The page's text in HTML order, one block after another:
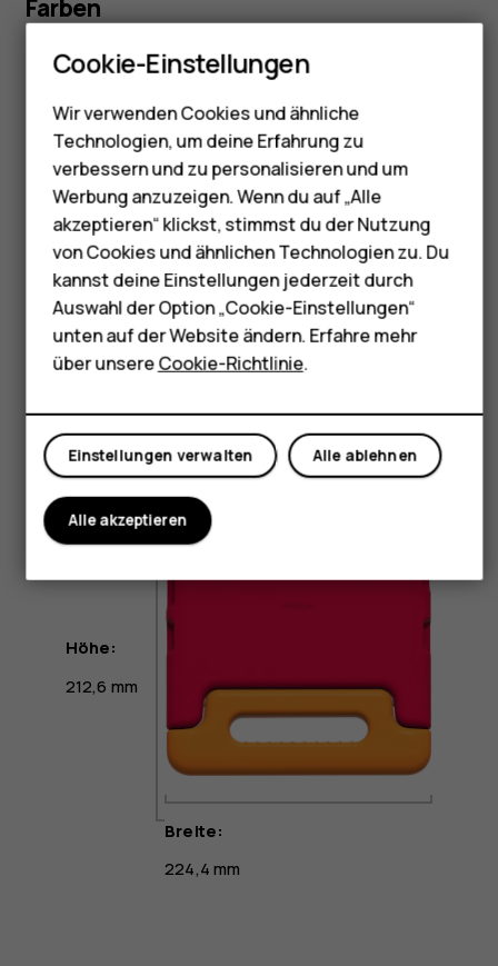
Feature Phones
Telefone für Senioren
Zubehör
HMD Terra M
Für Unternehmen
Tablets
Shop
Mein Konto
Farben
Orange und Rot
Größe & Gewicht
Höhe:
212,6 mm
Breite:
224,4 mm
Cookie-Einstellungen
Wir verwenden Cookies und ähnliche
Technologien, um deine Erfahrung zu
verbessern und zu personalisieren und um
Werbung anzuzeigen. Wenn du auf „Alle
akzeptieren“ klickst, stimmst du der Nutzung
von Cookies und ähnlichen Technologien zu. Du
kannst deine Einstellungen jederzeit durch
Auswahl der Option „Cookie-Einstellungen“
unten auf der Website ändern. Erfahre mehr
über unsereCookie-Richtlinie.
Alle ablehnen
Einstellungen verwalten
Alle akzeptieren